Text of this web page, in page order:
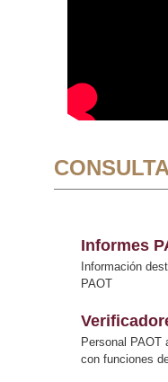
Informes
Información
PAOT
Personal PAOT
con funciones